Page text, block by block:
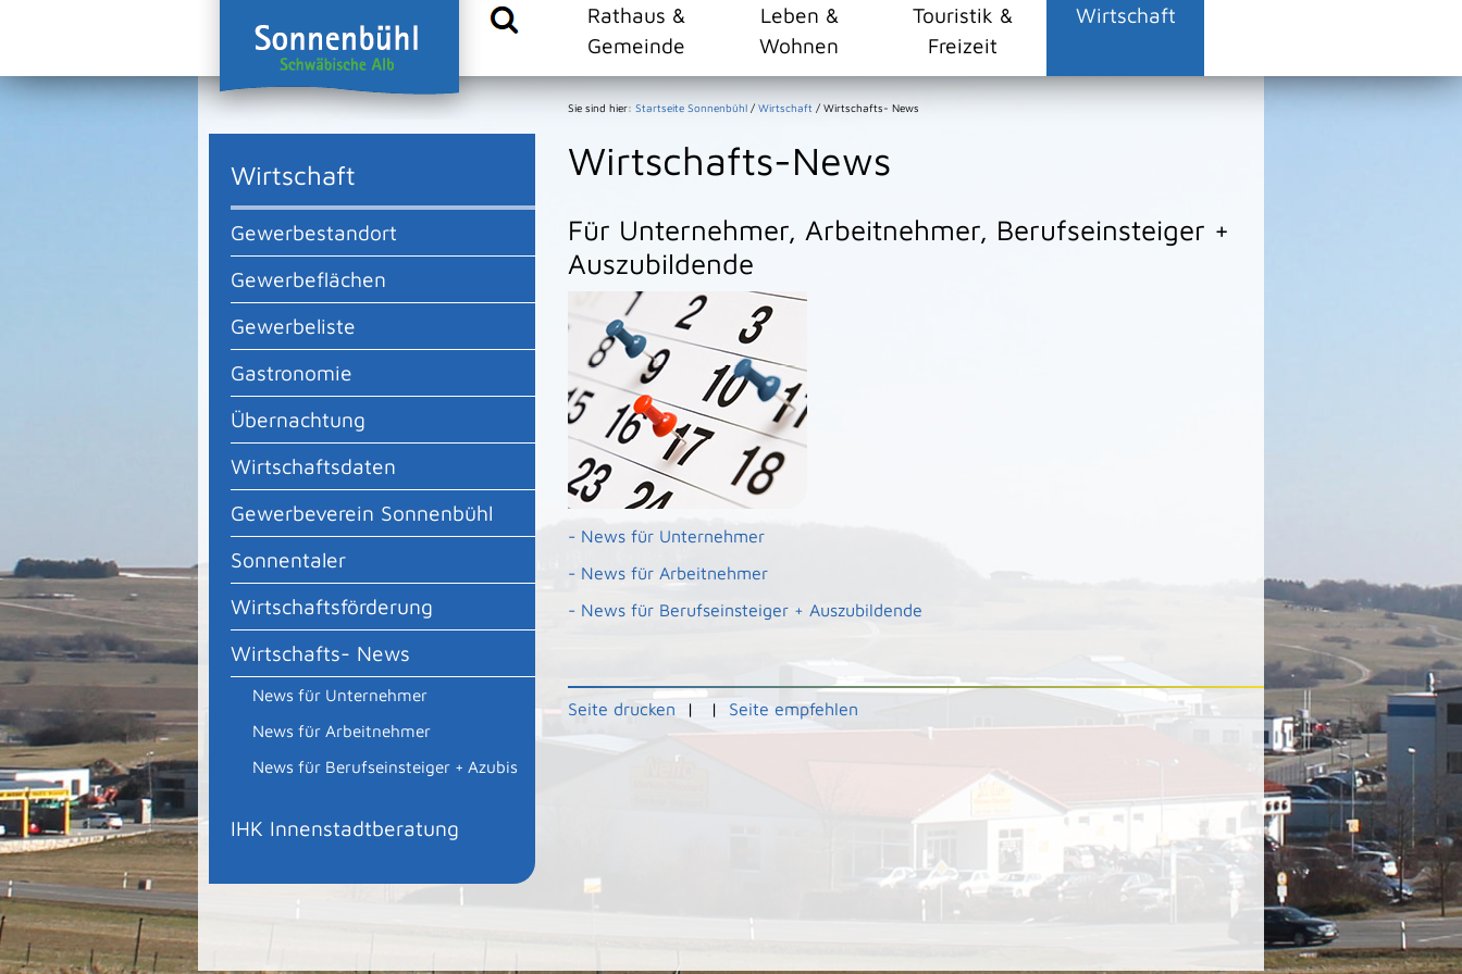
Rathaus &
Gemeinde
Leben &
Wohnen
Touristik &
Freizeit
Wirtschaft
Wirtschaft
Gewerbestandort
Gewerbeflächen
Gewerbeliste
Gastronomie
Übernachtung
Wirtschaftsdaten
Gewerbeverein Sonnenbühl
Sonnentaler
Wirtschaftsförderung
Wirtschafts- News
News für Unternehmer
News für Arbeitnehmer
News für Berufseinsteiger + Azubis
IHK Innenstadtberatung
Sie sind hier: Startseite Sonnenbühl / Wirtschaft / Wirtschafts- News
Wirtschafts-News
Für Unternehmer, Arbeitnehmer, Berufseinsteiger +
Auszubildende
- News für Unternehmer
- News für Arbeitnehmer
- News für Berufseinsteiger + Auszubildende
Seite drucken | | Seite empfehlen